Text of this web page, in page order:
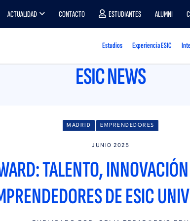
ACTUALIDAD CONTACTO ESTUDIANTES ALUMNI
Estudios Experiencia ESIC
ESIC NEWS
MADRID EMPRENDEDORES
JUNIO 2025
TALENTO,
DE ESIC